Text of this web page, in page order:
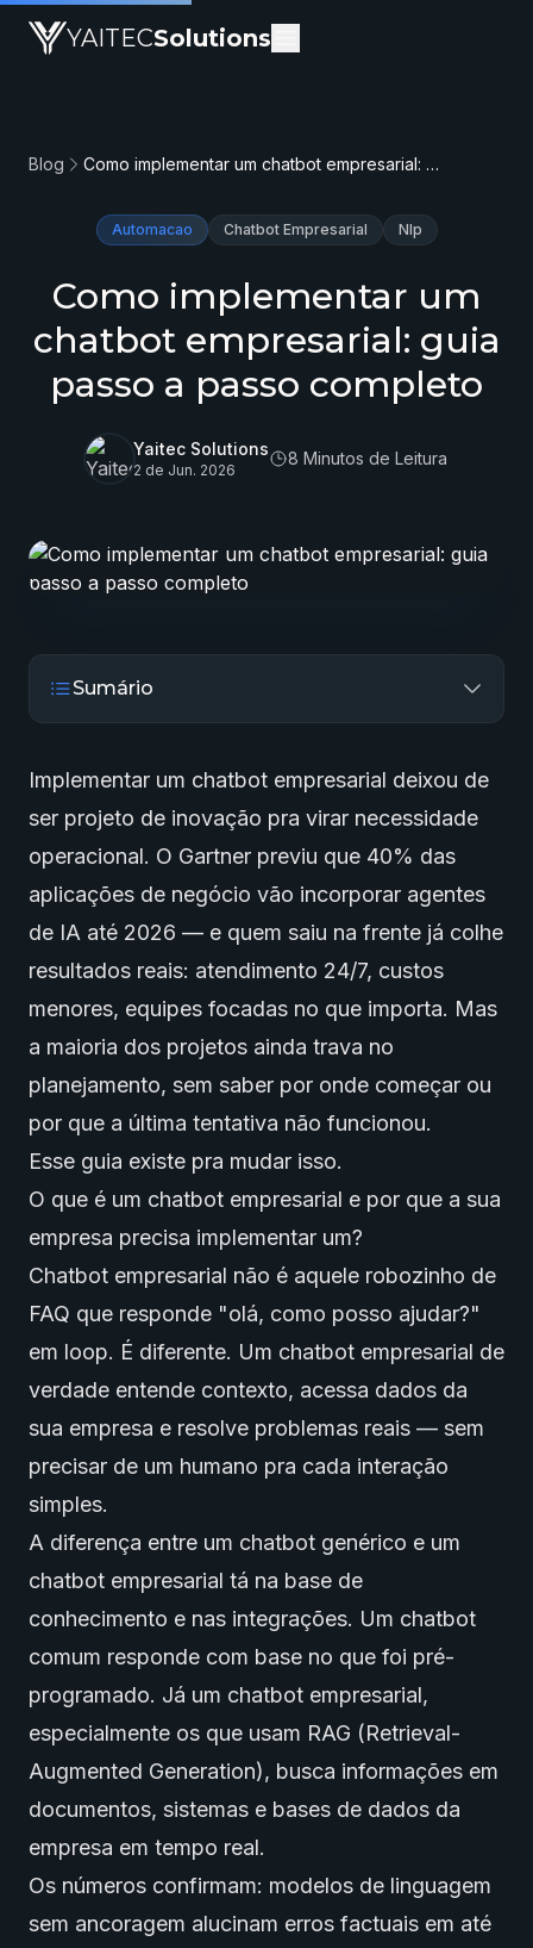
YAITECSolutions
Blog Como implementar um chatbot empresarial: guia passo a passo completo
Automacao Chatbot Empresarial Nlp
Como implementar um
chatbot empresarial: guia
passo a passo completo
Yaitec Solutions
2 de Jun. 2026
8 Minutos de Leitura
Sumário
Implementar um chatbot empresarial deixou de
ser projeto de inovação pra virar necessidade
operacional. O Gartner previu que 40% das
aplicações de negócio vão incorporar agentes
de IA até 2026 — e quem saiu na frente já colhe
resultados reais: atendimento 24/7, custos
menores, equipes focadas no que importa. Mas
a maioria dos projetos ainda trava no
planejamento, sem saber por onde começar ou
por que a última tentativa não funcionou.
Esse guia existe pra mudar isso.
O que é um chatbot empresarial e por que a sua
empresa precisa implementar um?
Chatbot empresarial não é aquele robozinho de
FAQ que responde "olá, como posso ajudar?"
em loop. É diferente. Um chatbot empresarial de
verdade entende contexto, acessa dados da
sua empresa e resolve problemas reais — sem
precisar de um humano pra cada interação
simples.
A diferença entre um chatbot genérico e um
chatbot empresarial tá na base de
conhecimento e nas integrações. Um chatbot
comum responde com base no que foi pré-
programado. Já um chatbot empresarial,
especialmente os que usam RAG (Retrieval-
Augmented Generation), busca informações em
documentos, sistemas e bases de dados da
empresa em tempo real.
Os números confirmam: modelos de linguagem
sem ancoragem alucinam erros factuais em até